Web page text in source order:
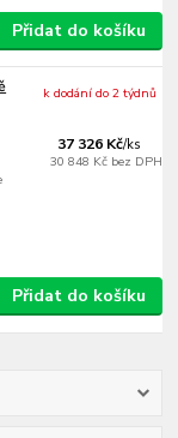
Přidat do košíku
37 326 Kč/ks
30 848 Kč bez DPH
k dodání do 2 týdnů
Přidat do košíku